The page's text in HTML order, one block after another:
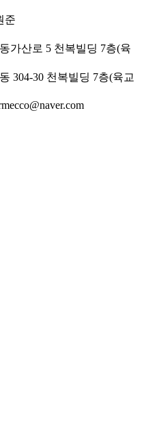
준
가산로 5 천복빌딩 7층(육
304-30 천복빌딩 7층(육교